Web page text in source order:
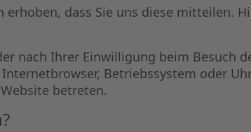
dass Sie uns diese mitteilen.
nach Ihrer Einwilligung beim Besuch
Betriebssystem oder
betreten.